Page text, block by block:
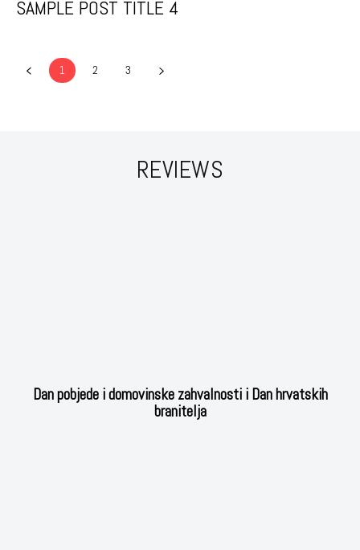
SAMPLE POST TITLE 4
1 2 3
REVIEWS
Dan pobjede i domovinske zahvalnosti i Dan hrvatskih
branitelja